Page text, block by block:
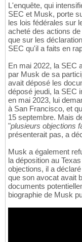
L'enquête, qui
SEC et Musk, porte
les lois fédérales sur
acheté des actions
que sur les
SEC qu'il a faits en
En mai 2022, la SEC
par Musk de sa
avait déposé les
déposé jeudi, la SEC
en mai 2023, lui
à San Francisco, et
15 septembre. Mais
"plusieurs objections
présenterait pas, a
Musk a également
la déposition au
objections, il a
que son avocat avait
documents
biographie de Musk